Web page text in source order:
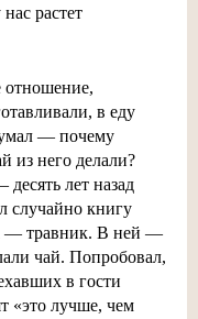
нас растет
отношение,
в еду
— почему
из него делали?
лет назад
случайно книгу
— травник. В ней —
чай. Попробовал,
в гости
«это лучше, чем